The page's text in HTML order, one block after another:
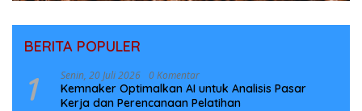
BERITA POPULER
1 Senin, 20 Juli 2026 0 Komentar
Kemnaker Optimalkan AI untuk Analisis Pasar
Kerja dan Perencanaan Pelatihan